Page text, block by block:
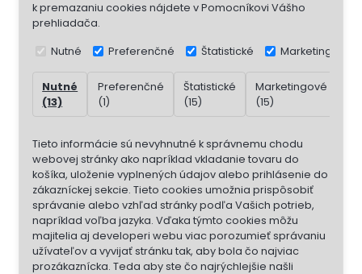
k premazaniu cookies nájdete v Pomocníkovi Vášho
prehliadača.
Nutné Preferenčné Štatistické Marketingové
Nutné
(13)
Preferenčné
(1)
Štatistické
(15)
Marketingové
(15)
Tieto informácie sú nevyhnutné k správnemu chodu
webovej stránky ako napríklad vkladanie tovaru do
košíka, uloženie vyplnených údajov alebo prihlásenie do
zákazníckej sekcie. Tieto cookies umožnia prispôsobiť
správanie alebo vzhľad stránky podľa Vašich potrieb,
napríklad voľba jazyka. Vďaka týmto cookies môžu
majitelia aj developeri webu viac porozumieť správaniu
užívateľov a vyvijať stránku tak, aby bola čo najviac
prozákaznícka. Teda aby ste čo najrýchlejšie našli